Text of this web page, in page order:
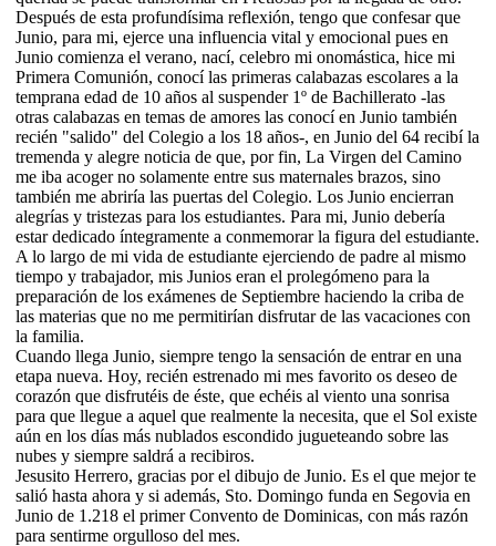
Después de esta profundísima reflexión, tengo que confesar que
Junio, para mi, ejerce una influencia vital y emocional pues en
Junio comienza el verano, nací, celebro mi onomástica, hice mi
Primera Comunión, conocí las primeras calabazas escolares a la
temprana edad de 10 años al suspender 1º de Bachillerato -las
otras calabazas en temas de amores las conocí en Junio también
recién "salido" del Colegio a los 18 años-, en Junio del 64 recibí la
tremenda y alegre noticia de que, por fin, La Virgen del Camino
me iba acoger no solamente entre sus maternales brazos, sino
también me abriría las puertas del Colegio. Los Junio encierran
alegrías y tristezas para los estudiantes. Para mi, Junio debería
estar dedicado íntegramente a conmemorar la figura del estudiante.
A lo largo de mi vida de estudiante ejerciendo de padre al mismo
tiempo y trabajador, mis Junios eran el prolegómeno para la
preparación de los exámenes de Septiembre haciendo la criba de
las materias que no me permitirían disfrutar de las vacaciones con
la familia.
Cuando llega Junio, siempre tengo la sensación de entrar en una
etapa nueva. Hoy, recién estrenado mi mes favorito os deseo de
corazón que disfrutéis de éste, que echéis al viento una sonrisa
para que llegue a aquel que realmente la necesita, que el Sol existe
aún en los días más nublados escondido jugueteando sobre las
nubes y siempre saldrá a recibiros.
Jesusito Herrero, gracias por el dibujo de Junio. Es el que mejor te
salió hasta ahora y si además, Sto. Domingo funda en Segovia en
Junio de 1.218 el primer Convento de Dominicas, con más razón
para sentirme orgulloso del mes.